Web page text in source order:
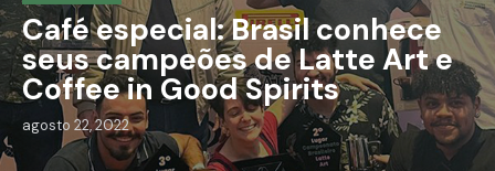
Café especial: Brasil conhece
seus campeões de Latte Art e
Coffee in Good Spirits
agosto 22, 2022